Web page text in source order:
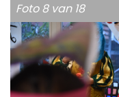
Foto 8 van 18